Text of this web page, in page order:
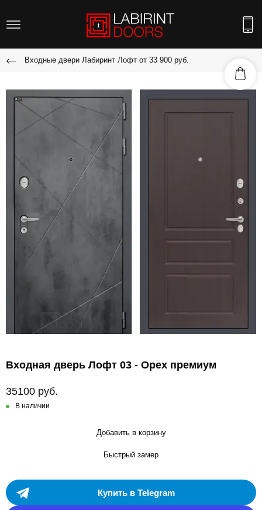
Входные двери Лабиринт Лофт от 33 900 руб.
Входная дверь Лофт 03 - Орех премиум
35100 руб.
В наличии
Добавить в корзину
Быстрый замер
Купить в Telegram